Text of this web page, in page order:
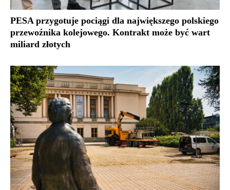
PESA przygotuje pociągi dla największego polskiego
przewoźnika kolejowego. Kontrakt może być wart
miliard złotych